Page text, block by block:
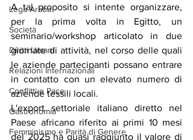
Lega Araba
Società
Diritti Umani
Relazioni Internazionali
Conflitti e Pace
Gastronomia
Femminismo e Parità di Genere
A tal proposito si intente organizzare,
per la prima volta in Egitto, un
seminario/workshop articolato in due
giornate di attività, nel corso delle quali
le aziende partecipanti possano entrare
in contatto con un elevato numero di
aziende tessili locali.
L'export settoriale italiano diretto nel
Paese africano riferito ai primi 10 mesi
del 2025 ha quasi raggiunto il valore di